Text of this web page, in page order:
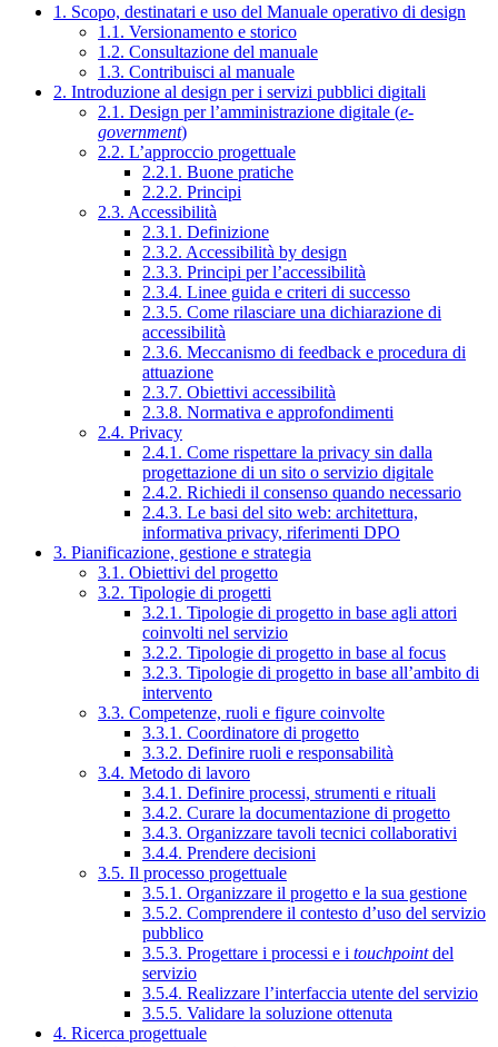
1. Scopo, destinatari e uso del Manuale operativo di design
1.1. Versionamento e storico
1.2. Consultazione del manuale
1.3. Contribuisci al manuale
2. Introduzione al design per i servizi pubblici digitali
2.1. Design per l’amministrazione digitale (e-
government)
2.2. L’approccio progettuale
2.2.1. Buone pratiche
2.2.2. Principi
2.3. Accessibilità
2.3.1. Definizione
2.3.2. Accessibilità by design
2.3.3. Principi per l’accessibilità
2.3.4. Linee guida e criteri di successo
2.3.5. Come rilasciare una dichiarazione di
accessibilità
2.3.6. Meccanismo di feedback e procedura di
attuazione
2.3.7. Obiettivi accessibilità
2.3.8. Normativa e approfondimenti
2.4. Privacy
2.4.1. Come rispettare la privacy sin dalla
progettazione di un sito o servizio digitale
2.4.2. Richiedi il consenso quando necessario
2.4.3. Le basi del sito web: architettura,
informativa privacy, riferimenti DPO
3. Pianificazione, gestione e strategia
3.1. Obiettivi del progetto
3.2. Tipologie di progetti
3.2.1. Tipologie di progetto in base agli attori
coinvolti nel servizio
3.2.2. Tipologie di progetto in base al focus
3.2.3. Tipologie di progetto in base all’ambito di
intervento
3.3. Competenze, ruoli e figure coinvolte
3.3.1. Coordinatore di progetto
3.3.2. Definire ruoli e responsabilità
3.4. Metodo di lavoro
3.4.1. Definire processi, strumenti e rituali
3.4.2. Curare la documentazione di progetto
3.4.3. Organizzare tavoli tecnici collaborativi
3.4.4. Prendere decisioni
3.5. Il processo progettuale
3.5.1. Organizzare il progetto e la sua gestione
3.5.2. Comprendere il contesto d’uso del servizio
pubblico
3.5.3. Progettare i processi e i touchpointdel
servizio
3.5.4. Realizzare l’interfaccia utente del servizio
3.5.5. Validare la soluzione ottenuta
4. Ricerca progettuale